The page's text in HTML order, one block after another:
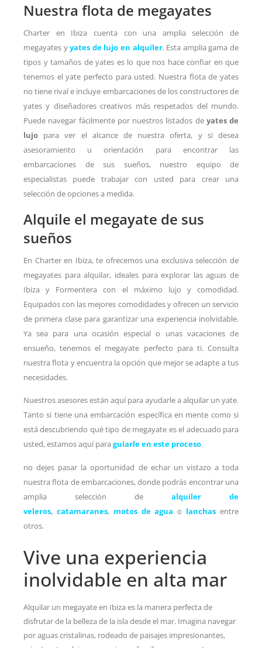
Nuestra flota de megayates
Charter en Ibiza cuenta con una amplia selección de
megayates yyates de lujo en alquiler. Esta amplia gama de
tipos y tamaños de yates es lo que nos hace confiar en que
tenemos el yate perfecto para usted. Nuestra flota de yates
no tiene rival e incluye embarcaciones de los constructores de
yates y diseñadores creativos más respetados del mundo.
Puede navegar fácilmente por nuestros listados de yates de
lujo para ver el alcance de nuestra oferta, y si desea
asesoramiento u orientación para encontrar las
embarcaciones de sus sueños, nuestro equipo de
especialistas puede trabajar con usted para crear una
selección de opciones a medida.
Alquile el megayate de sus
sueños
En Charter en Ibiza, te ofrecemos una exclusiva selección de
megayates para alquilar, ideales para explorar las aguas de
Ibiza y Formentera con el máximo lujo y comodidad.
Equipados con las mejores comodidades y ofrecen un servicio
de primera clase para garantizar una experiencia inolvidable.
Ya sea para una ocasión especial o unas vacaciones de
ensueño, tenemos el megayate perfecto para ti. Consulta
nuestra flota y encuentra la opción que mejor se adapte a tus
necesidades.
Nuestros asesores están aquí para ayudarle a alquilar un yate.
Tanto si tiene una embarcación específica en mente como si
está descubriendo qué tipo de megayate es el adecuado para
usted, estamos aquí para guiarle en este proceso.
no dejes pasar la oportunidad de echar un vistazo a toda
nuestra flota de embarcaciones, donde podrás encontrar una
amplia selección de alquiler de
veleros, catamaranes, motos de agua o lanchas entre
otros.
Vive una experiencia
inolvidable en alta mar
Alquilar un megayate en Ibiza es la manera perfecta de
disfrutar de la belleza de la isla desde el mar. Imagina navegar
por aguas cristalinas, rodeado de paisajes impresionantes,